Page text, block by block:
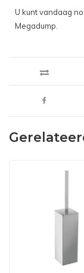
U kunt vandaag
Megadump.